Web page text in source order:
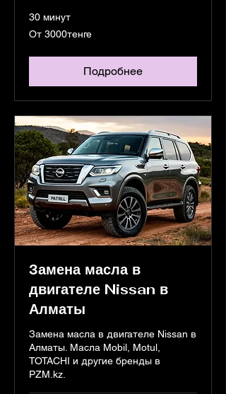
30 минут
От
3000тенге
От 3000тенге
Подробнее
Замена масла в
двигателе Nissan в
Алматы
Замена масла в двигателе Nissan в
Алматы. Масла Mobil, Motul,
TOTACHI и другие бренды в
PZM.kz.